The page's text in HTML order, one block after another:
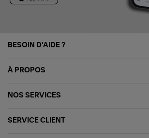
BESOIN D'AIDE ?
À PROPOS
NOS SERVICES
SERVICE CLIENT